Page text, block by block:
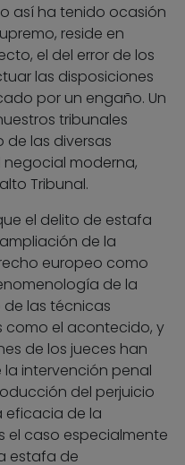
así ha tenido ocasión
reside en
el del error de los
las disposiciones
por un engaño. Un
tribunales
de las diversas
moderna,
Tribunal.
el delito de estafa
de la
europeo como
de la
las técnicas
como el acontecido, y
de los jueces han
intervención penal
del perjuicio
eficacia de la
el caso especialmente
estafa de